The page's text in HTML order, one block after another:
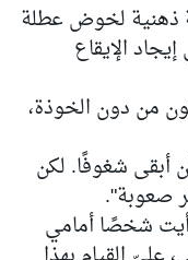
ذهنية لخوض عطلة
الإيقاع
من دون الخوذة،
أبقى شغوفًا. لكن
صعوبة".
شخصًا أمامي